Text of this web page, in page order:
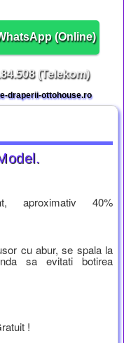
(Online)
(Telekom)
draperii-ottohouse.ro
aproximativ 40%
cu abur, se spala la
sa evitati botirea
!